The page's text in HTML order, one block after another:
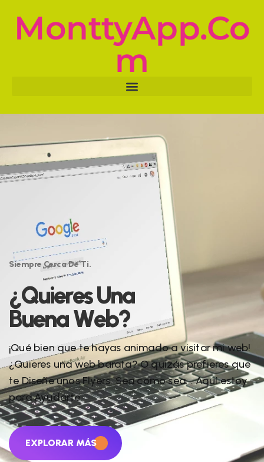
MonttyApp.co
M
Siempre Cerca De Ti.
¿QuieresUna
BuenaWeb?
¡Qué bien que te hayas animado a visitar mi web!
¿Quieres una web barata? O quizás prefieres que
te Diseñe unos Flyers. Sea como sea... Aquí estoy
para Ayudarte.
EXPLORAR MÁS